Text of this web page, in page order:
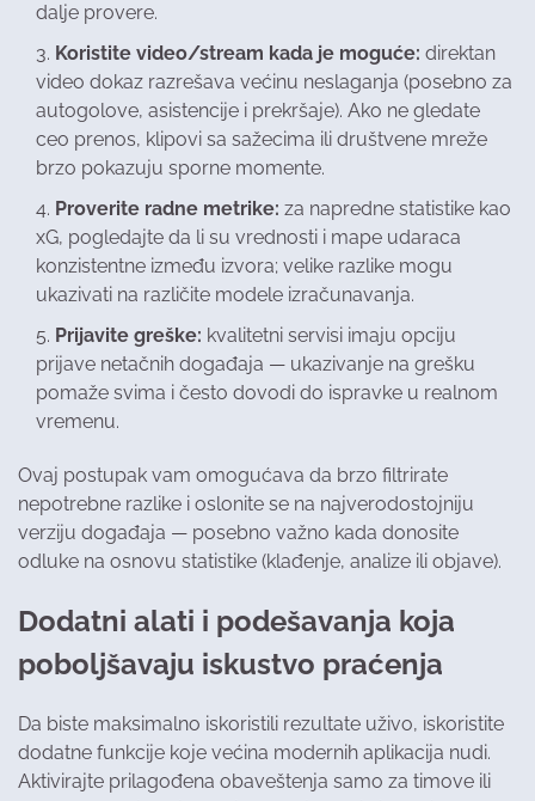
dalje provere.
Koristite video/stream kada je moguće: direktan
video dokaz razrešava većinu neslaganja (posebno za
autogolove, asistencije i prekršaje). Ako ne gledate
ceo prenos, klipovi sa sažecima ili društvene mreže
brzo pokazuju sporne momente.
Proverite radne metrike: za napredne statistike kao
xG, pogledajte da li su vrednosti i mape udaraca
konzistentne između izvora; velike razlike mogu
ukazivati na različite modele izračunavanja.
Prijavite greške: kvalitetni servisi imaju opciju
prijave netačnih događaja — ukazivanje na grešku
pomaže svima i često dovodi do ispravke u realnom
vremenu.
Ovaj postupak vam omogućava da brzo filtrirate
nepotrebne razlike i oslonite se na najverodostojniju
verziju događaja — posebno važno kada donosite
odluke na osnovu statistike (klađenje, analize ili objave).
Dodatni alati i podešavanja koja
poboljšavaju iskustvo praćenja
Da biste maksimalno iskoristili rezultate uživo, iskoristite
dodatne funkcije koje većina modernih aplikacija nudi.
Aktivirajte prilagođena obaveštenja samo za timove ili